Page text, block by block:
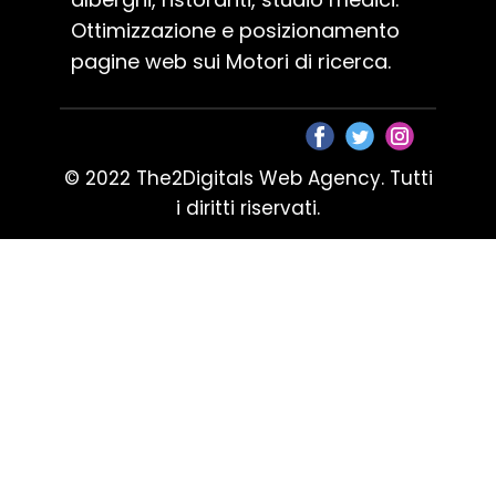
Ottimizzazione e posizionamento
pagine web sui Motori di ricerca.
© 2022 The2Digitals Web Agency. Tutti
i diritti riservati.